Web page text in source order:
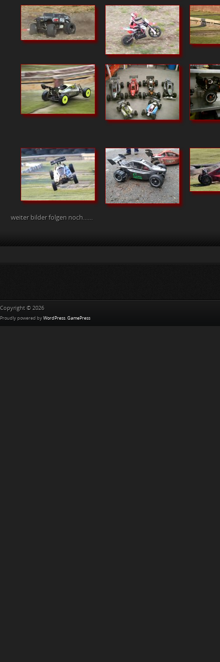
weiter bilder folgen noch……
Copyright © 2026
Proudly powered by WordPress. GamePress